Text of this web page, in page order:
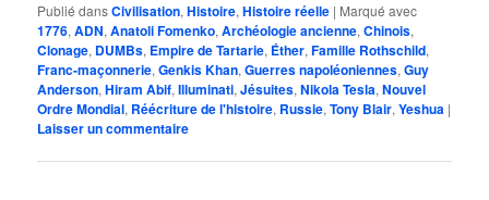
Publié dansCivilisation,Histoire,Histoire réelle | Marqué avec
1776,ADN,Anatoli Fomenko,Archéologie ancienne,Chinois,
Clonage, DUMBs, Empire de Tartarie, Éther,Famille Rothschild,
Franc-maçonnerie,Genkis Khan,Guerres napoléoniennes,Guy
Anderson,Hiram Abif,Illuminati,Jésuites,Nikola Tesla,Nouvel
Ordre Mondial, Réécriture de l'histoire, Russie,Tony Blair,Yeshua |
Laisser un commentaire